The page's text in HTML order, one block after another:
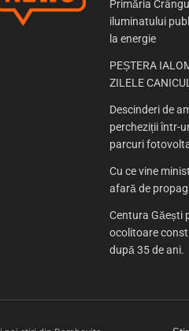
Primăria
iluminatului
la energie
PEȘTERA
ZILELE
Descinderi de
percheziții într-
parcuri
Cu ce vine
afară de
Centura Găești
ocolitoare
după 35 de ani.